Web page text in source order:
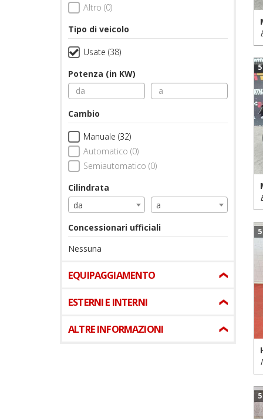
Altro (0)
Tipo di veicolo
Usate (38)
Potenza (in KW)
Cambio
Manuale (32)
Automatico (0)
Semiautomatico (0)
Cilindrata
da
a
Concessionari ufficiali
Nessuna
EQUIPAGGIAMENTO
ESTERNI E INTERNI
ALTRE INFORMAZIONI